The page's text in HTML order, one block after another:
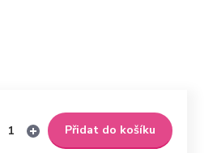
Přidat do košíku